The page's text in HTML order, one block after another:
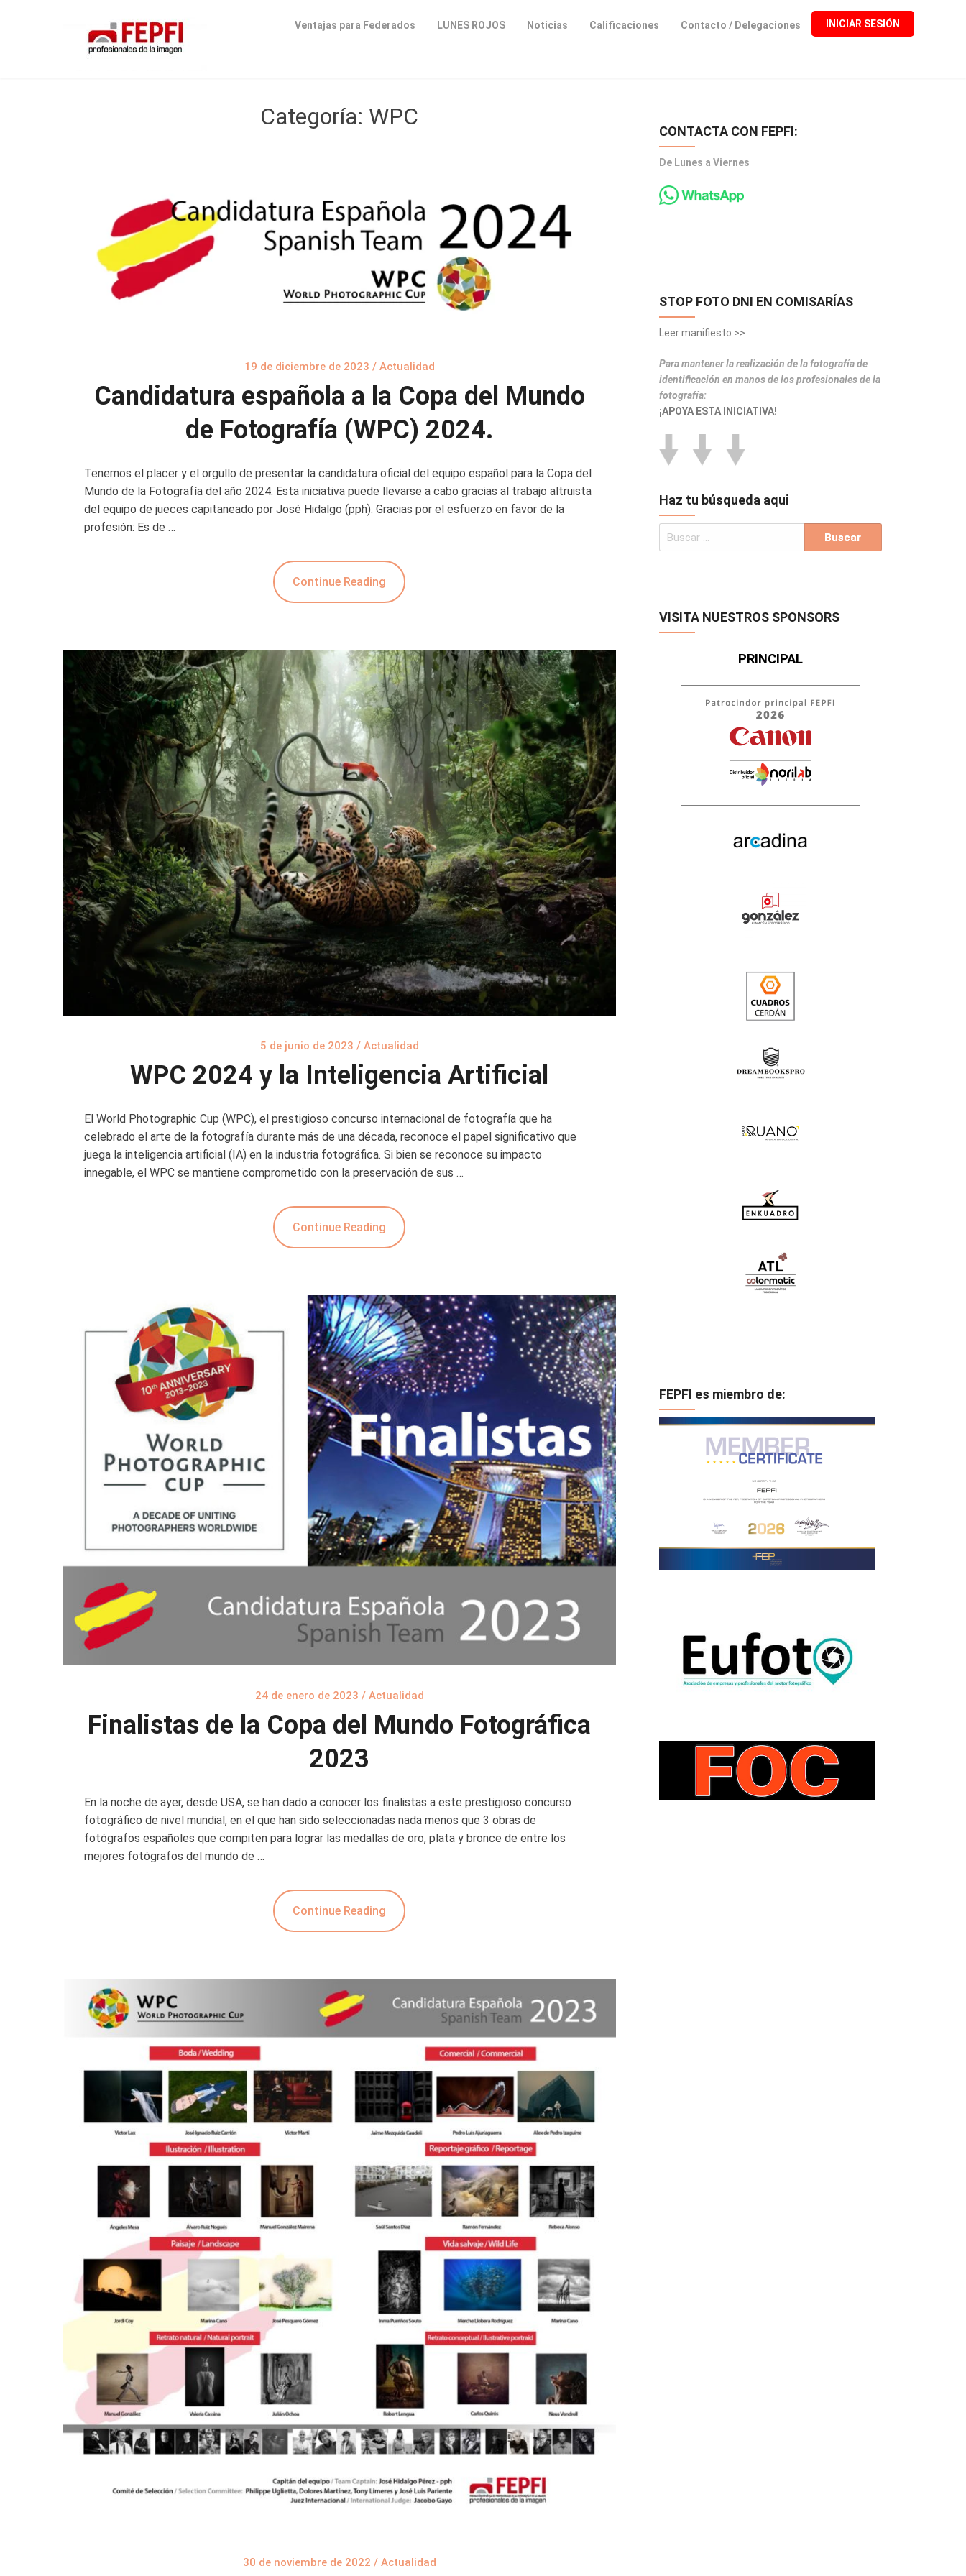
Ventajas para Federados LUNES ROJOS Noticias Calificaciones Contacto / Delegaciones INICIAR SESIÓN
Categoría: WPC
19 de diciembre de 2023 / Actualidad
Candidatura española a la Copa del Mundo
de Fotografía (WPC) 2024.
Tenemos el placer y el orgullo de presentar la candidatura oficial del equipo español para la Copa del
Mundo de la Fotografía del año 2024. Esta iniciativa puede llevarse a cabo gracias al trabajo altruista
del equipo de jueces capitaneado por José Hidalgo (pph). Gracias por el esfuerzo en favor de la
profesión: Es de …
Continue Reading
5 de junio de 2023 / Actualidad
WPC 2024 y la Inteligencia Artificial
El World Photographic Cup (WPC), el prestigioso concurso internacional de fotografía que ha
celebrado el arte de la fotografía durante más de una década, reconoce el papel significativo que
juega la inteligencia artificial (IA) en la industria fotográfica. Si bien se reconoce su impacto
innegable, el WPC se mantiene comprometido con la preservación de sus …
Continue Reading
24 de enero de 2023 / Actualidad
Finalistas de la Copa del Mundo Fotográfica
2023
En la noche de ayer, desde USA, se han dado a conocer los finalistas a este prestigioso concurso
fotográfico de nivel mundial, en el que han sido seleccionadas nada menos que 3 obras de
fotógrafos españoles que compiten para lograr las medallas de oro, plata y bronce de entre los
mejores fotógrafos del mundo de …
Continue Reading
30 de noviembre de 2022 / Actualidad
CONTACTA CON FEPFI:
De Lunes a Viernes
STOP FOTO DNI EN COMISARÍAS
Leer manifiesto >>
Para mantener la realización de la fotografía de
identificación en manos de los profesionales de la
fotografía:
¡APOYA ESTA INICIATIVA!
Haz tu búsqueda aqui
VISITA NUESTROS SPONSORS
PRINCIPAL
FEPFI es miembro de: